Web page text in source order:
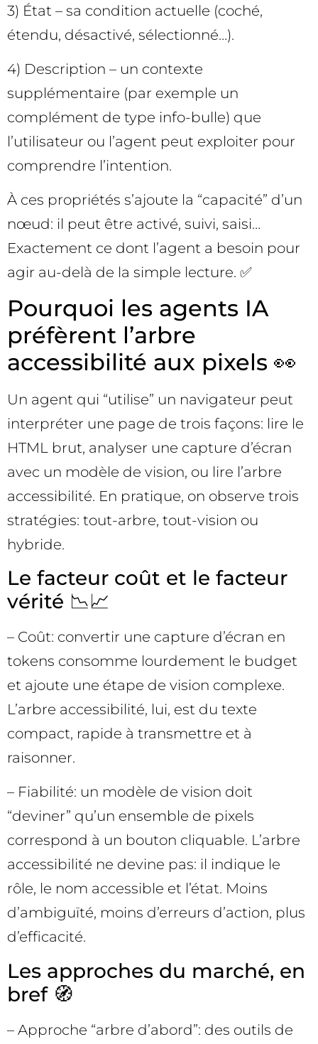
3) État – sa condition actuelle (coché,
étendu, désactivé, sélectionné…).
4) Description – un contexte
supplémentaire (par exemple un
complément de type info-bulle) que
l’utilisateur ou l’agent peut exploiter pour
comprendre l’intention.
À ces propriétés s’ajoute la “capacité” d’un
nœud: il peut être activé, suivi, saisi…
Exactement ce dont l’agent a besoin pour
agir au-delà de la simple lecture. ✅
Pourquoi les agents IA
préfèrent l’arbre
accessibilité aux pixels 👀
Un agent qui “utilise” un navigateur peut
interpréter une page de trois façons: lire le
HTML brut, analyser une capture d’écran
avec un modèle de vision, ou lire l’arbre
accessibilité. En pratique, on observe trois
stratégies: tout-arbre, tout-vision ou
hybride.
Le facteur coût et le facteur
vérité 📉📈
– Coût: convertir une capture d’écran en
tokens consomme lourdement le budget
et ajoute une étape de vision complexe.
L’arbre accessibilité, lui, est du texte
compact, rapide à transmettre et à
raisonner.
– Fiabilité: un modèle de vision doit
“deviner” qu’un ensemble de pixels
correspond à un bouton cliquable. L’arbre
accessibilité ne devine pas: il indique le
rôle, le nom accessible et l’état. Moins
d’ambiguïté, moins d’erreurs d’action, plus
d’efficacité.
Les approches du marché, en
bref 🧭
– Approche “arbre d’abord”: des outils de